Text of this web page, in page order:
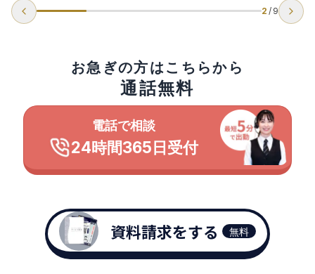
2 / 9
お急ぎの方はこちらから
通話無料
電話で相談
24時間365日受付
資料請求をする 無料